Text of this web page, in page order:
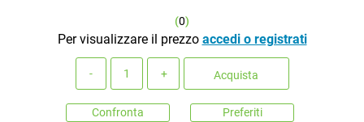
(0)
Per visualizzare il prezzo accedi o registrati
Acquista
Confronta Preferiti